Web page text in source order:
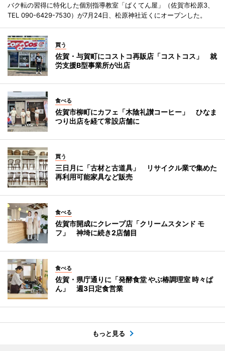
バク転の習得に特化した個別指導教室「ばくてん屋」（佐賀市松原3、
TEL 090-6429-7530）が7月24日、松原神社近くにオープンした。
買う
佐賀・与賀町にコストコ再販店「コストコス」 就
労支援B型事業所が出店
食べる
佐賀市柳町にカフェ「木陰礼讃コーヒー」 ひなま
つり出店を経て常設店舗に
買う
三日月に「古材と古道具」 リサイクル業で集めた
再利用可能家具など販売
食べる
佐賀市開成にクレープ店「クリームスタンド モ
フ」 神埼に続き2店舗目
食べる
佐賀・県庁通りに「発酵食堂 やぶ椿調理室 時々ぱ
ん」 週3日定食営業
もっと見る